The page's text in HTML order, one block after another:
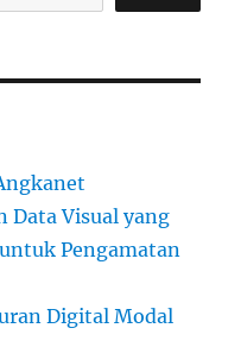
Data Visual yang
Pengamatan
Digital Modal